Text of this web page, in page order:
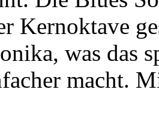
Kernoktave
was das
macht.